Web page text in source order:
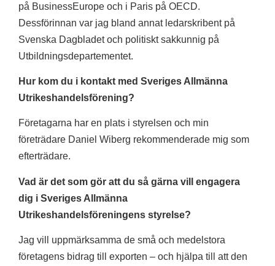
på BusinessEurope och i Paris på OECD.
Dessförinnan var jag bland annat ledarskribent på
Svenska Dagbladet och politiskt sakkunnig på
Utbildningsdepartementet.
Hur kom du i kontakt med Sveriges Allmänna
Utrikeshandelsförening?
Företagarna har en plats i styrelsen och min
företrädare Daniel Wiberg rekommenderade mig som
efterträdare.
Vad är det som gör att du så gärna vill engagera
dig i Sveriges Allmänna
Utrikeshandelsföreningens styrelse?
Jag vill uppmärksamma de små och medelstora
företagens bidrag till exporten – och hjälpa till att den